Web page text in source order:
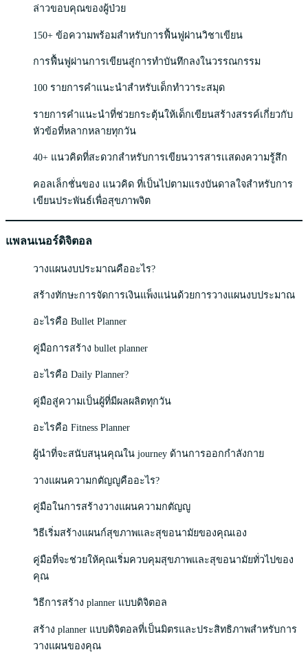
ล่าวขอบคุณของผู้ป่วย
150+ ข้อความพร้อมสำหรับการฟื้นฟูผ่านวิชาเขียน
การฟื้นฟูผ่านการเขียนสู่การทำบันทึกลงในวรรณกรรม
100 รายการคำแนะนำสำหรับเด็กทำวาระสมุด
รายการคำแนะนำที่ช่วยกระตุ้นให้เด็กเขียนสร้างสรรค์เกี่ยวกับ
หัวข้อที่หลากหลายทุกวัน
40+ แนวคิดที่สะดวกสำหรับการเขียนวารสารเเสดงความรู้สึก
คอลเล็กชั่นของ แนวคิด ที่เป็นไปตามแรงบันดาลใจสำหรับการ
เขียนประพันธ์เพื่อสุขภาพจิต
แพลนเนอร์ดิจิตอล
วางแผนงบประมาณคืออะไร?
สร้างทักษะการจัดการเงินแพ็งแน่นด้วยการวางแผนงบประมาณ
อะไรคือ Bullet Planner
คู่มือการสร้าง bullet planner
อะไรคือ Daily Planner?
คู่มือสู่ความเป็นผู้ที่มีผลผลิตทุกวัน
อะไรคือ Fitness Planner
ผู้นำที่จะสนับสนุนคุณใน journey ด้านการออกกำลังกาย
วางแผนความกตัญญูคืออะไร?
คู่มือในการสร้างวางแผนความกตัญญู
วิธีเริ่มสร้างแผนก์สุขภาพและสุขอนามัยของคุณเอง
คู่มือที่จะช่วยให้คุณเริ่มควบคุมสุขภาพและสุขอนามัยทั่วไปของ
คุณ
วิธีการสร้าง planner แบบดิจิตอล
สร้าง planner แบบดิจิตอลที่เป็นมิตรและประสิทธิภาพสำหรับการ
วางแผนของคุณ